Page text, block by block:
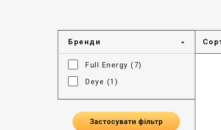
Бренди
Full Energy (7)
Deye (1)
Застосувати фільтр